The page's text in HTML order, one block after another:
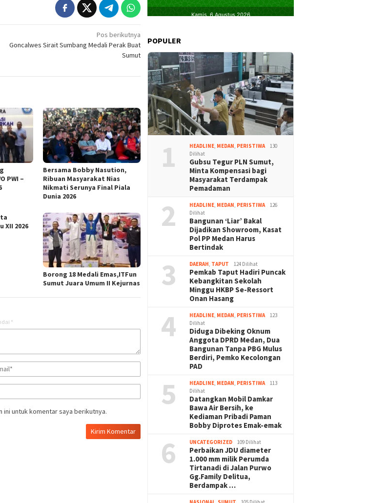
Pos berikutnya
Goncalwes Sirait Sumbang Medali Perak Buat
Sumut
PWI –
Bersama Bobby Nasution,
Ribuan Masyarakat Nias
Nikmati Serunya Final Piala
Dunia 2026
XII 2026
Borong 18 Medali Emas,ITFun
Sumut Juara Umum II Kejurnas
*
ini untuk komentar saya berikutnya.
POPULER
1 HEADLINE, MEDAN, PERISTIWA
130
Dilihat
Gubsu Tegur PLN Sumut,
Minta Kompensasi bagi
Masyarakat Terdampak
Pemadaman
2 HEADLINE, MEDAN, PERISTIWA
126
Dilihat
Bangunan ‘Liar’ Bakal
Dijadikan Showroom, Kasat
Pol PP Medan Harus
Bertindak
3 DAERAH, TAPUT 124 Dilihat
Pemkab Taput Hadiri Puncak
Kebangkitan Sekolah
Minggu HKBP Se-Ressort
Onan Hasang
4 HEADLINE, MEDAN, PERISTIWA
123
Dilihat
Diduga Dibeking Oknum
Anggota DPRD Medan, Dua
Bangunan Tanpa PBG Mulus
Berdiri, Pemko Kecolongan
PAD
5 HEADLINE, MEDAN, PERISTIWA
113
Dilihat
Datangkan Mobil Damkar
Bawa Air Bersih, ke
Kediaman Pribadi Paman
Bobby Diprotes Emak-emak
6 UNCATEGORIZED 109 Dilihat
Perbaikan JDU diameter
1.000 mm milik Perumda
Tirtanadi di Jalan Purwo
Gg.Family Delitua,
Berdampak …